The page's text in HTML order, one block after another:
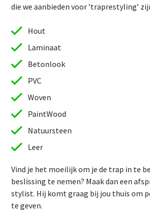
die we aanbieden voor ’traprestyling’
Hout
Laminaat
Betonlook
PVC
Woven
PaintWood
Natuursteen
Leer
Vind je het moeilijk om je de trap in te
beslissing te nemen? Maak dan een
stylist. Hij komt graag bij jou thuis om
te geven.